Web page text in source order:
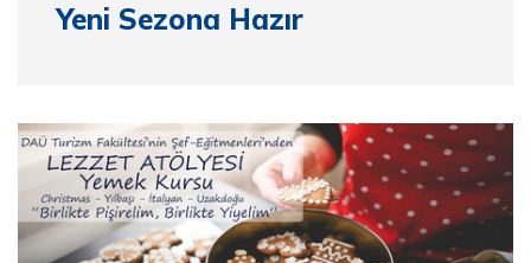
Yeni Sezona Hazır